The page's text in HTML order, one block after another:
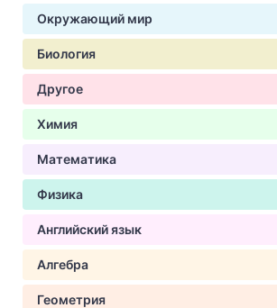
Окружающий мир
Биология
Другое
Химия
Математика
Физика
Английский язык
Алгебра
Геометрия